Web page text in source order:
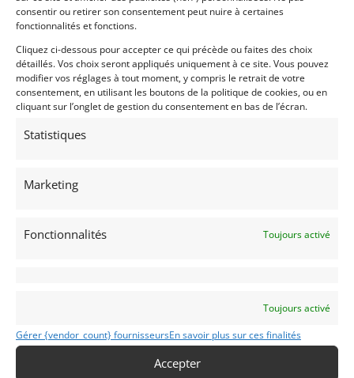
consentir ou retirer son consentement peut nuire à certaines
fonctionnalités et fonctions.
Cliquez ci-dessous pour accepter ce qui précède ou faites des choix
détaillés. Vos choix seront appliqués uniquement à ce site. Vous pouvez
modifier vos réglages à tout moment, y compris le retrait de votre
consentement, en utilisant les boutons de la politique de cookies, ou en
cliquant sur l’onglet de gestion du consentement en bas de l’écran.
Statistiques
Marketing
Fonctionnalités Toujours activé
Toujours activé
Gérer {vendor_count} fournisseursEn savoir plus sur ces finalités
Accepter
16
jusqu'en 2035. Prête à courir